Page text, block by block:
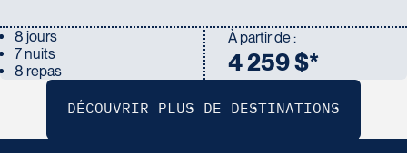
8 jours
7 nuits
8 repas
À partir de :
4 259 $*